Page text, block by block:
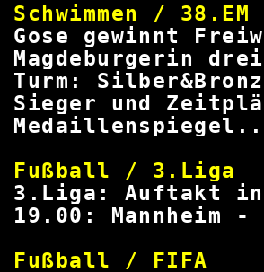
Schwimmen
Gose gewinnt
Magdeburgerin
Turm:
Sieger und
3.Liga: Auftakt
19.00: Mannheim